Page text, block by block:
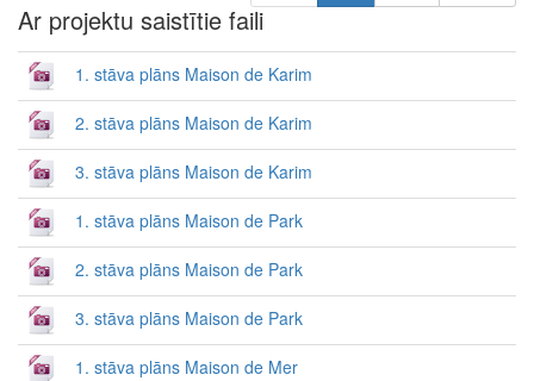
Ar projektu saistītie faili
1. stāva plāns Maison de Karim
2. stāva plāns Maison de Karim
3. stāva plāns Maison de Karim
1. stāva plāns Maison de Park
2. stāva plāns Maison de Park
3. stāva plāns Maison de Park
1. stāva plāns Maison de Mer